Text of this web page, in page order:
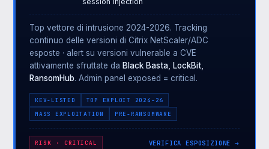
Top vettore di intrusione 2024-2026. Tracking
continuo delle versioni di Citrix NetScaler/ADC
esposte · alert su versioni vulnerable a CVE
attivamente sfruttate da Black Basta, LockBit,
RansomHub. Admin panel exposed = critical.
KEV-LISTED
TOP EXPLOIT 2024-26
MASS EXPLOITATION
PRE-RANSOMWARE
RISK · CRITICAL VERIFICA ESPOSIZIONE →